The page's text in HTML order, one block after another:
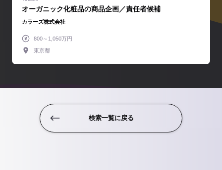
オーガニック化粧品の商品企画／責任者候補
カラーズ株式会社
800～1,050万円
東京都
検索一覧に戻る